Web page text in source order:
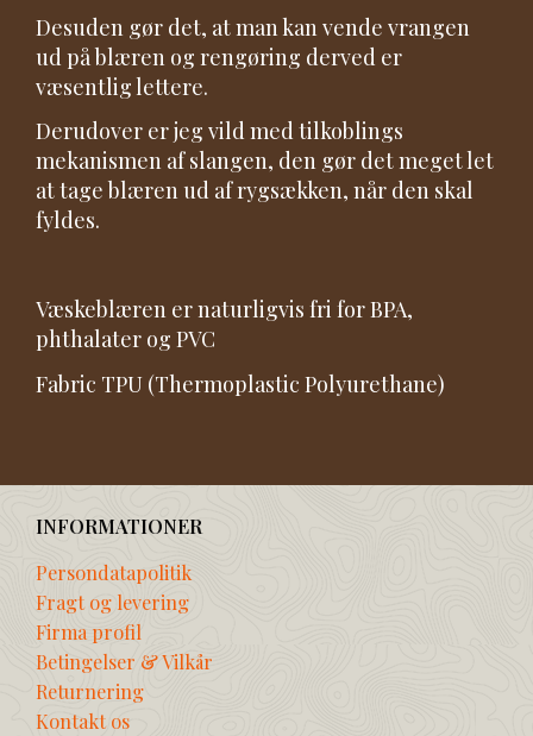
Desuden gør det, at man kan vende vrangen
ud på blæren og rengøring derved er
væsentlig lettere.
Derudover er jeg vild med tilkoblings
mekanismen af slangen, den gør det meget let
at tage blæren ud af rygsækken, når den skal
fyldes.
Væskeblæren er naturligvis fri for BPA,
phthalater og PVC
Fabric TPU (Thermoplastic Polyurethane)
INFORMATIONER
Persondatapolitik
Fragt og levering
Firma profil
Betingelser & Vilkår
Returnering
Kontakt os